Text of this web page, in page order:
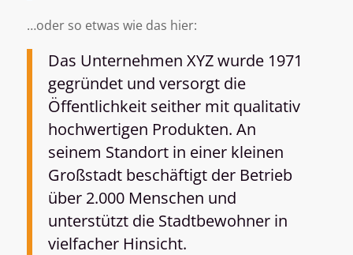
…oder so etwas wie das hier:
Das Unternehmen XYZ wurde 1971
gegründet und versorgt die
Öffentlichkeit seither mit qualitativ
hochwertigen Produkten. An
seinem Standort in einer kleinen
Großstadt beschäftigt der Betrieb
über 2.000 Menschen und
unterstützt die Stadtbewohner in
vielfacher Hinsicht.